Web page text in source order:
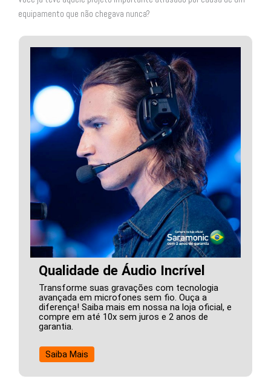
equipamento que não chegava nunca?
Qualidade de Áudio Incrível
Transforme suas gravações com tecnologia
avançada em microfones sem fio. Ouça a
diferença! Saiba mais em nossa na loja oficial, e
compre em até 10x sem juros e 2 anos de
garantia.
Saiba Mais